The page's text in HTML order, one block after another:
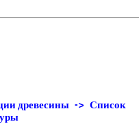
древесины -> Список